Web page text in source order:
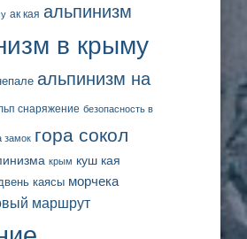
ак кая альпинизм
в крыму
альпинизм на
снаряжение безопасность в
замок гора сокол
крым куш кая
каясы морчека
маршрут